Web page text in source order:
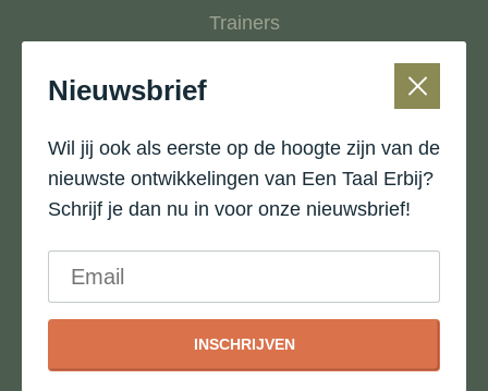
Nieuwsbrief
Wil jij ook als eerste op de hoogte zijn van de
nieuwste ontwikkelingen van Een Taal Erbij?
Schrijf je dan nu in voor onze nieuwsbrief!
INSCHRIJVEN
Trainers
Libau-eiland 123
1014 ZK Amsterdam
E: info@systeemacademie.nl / wij reageren binnen
twee dagen op mails